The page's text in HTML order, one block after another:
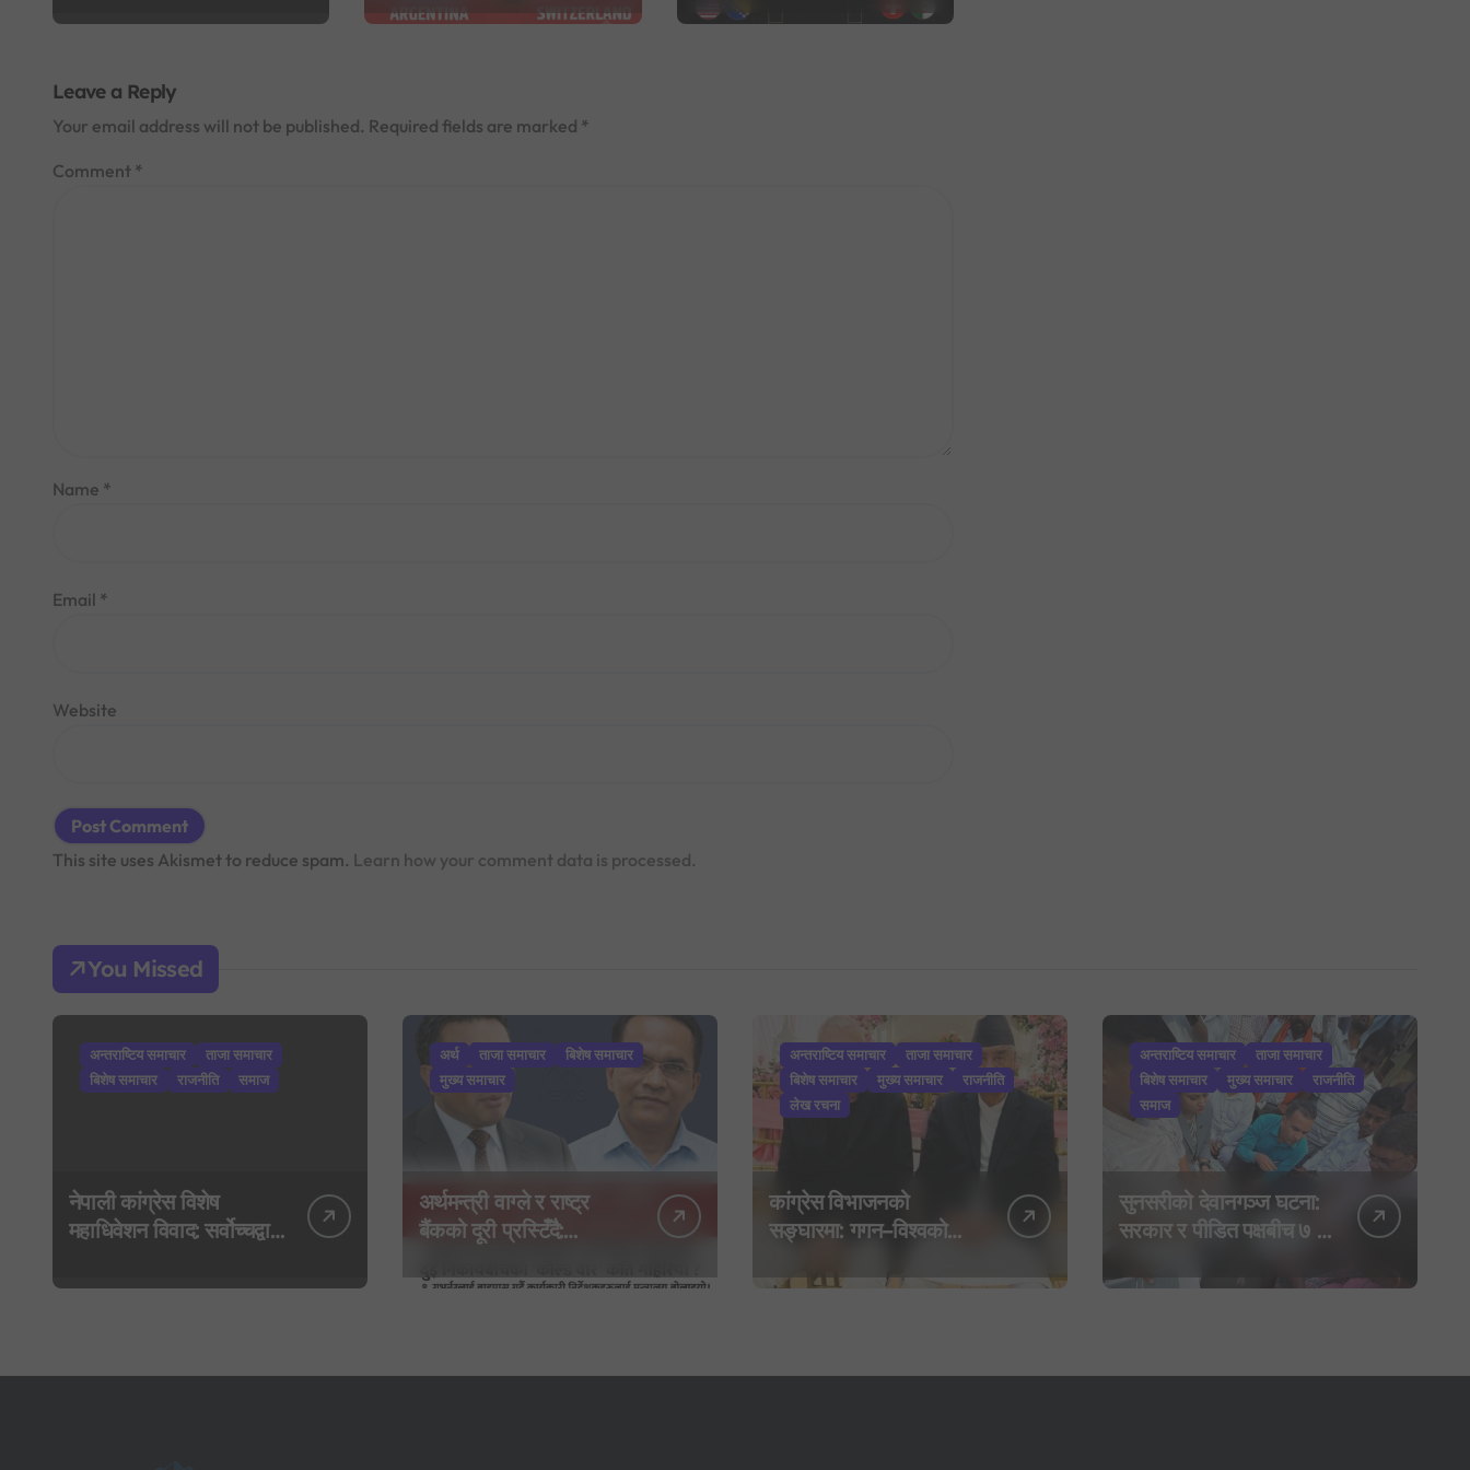
n‘गोल्डेन बुट’
समीकरण पूरा
तालिका)
Leave a Reply
Your email address will not be published. Required fields are marked *
Comment *
Name *
Email *
Website
This site uses Akismet to reduce spam. Learn how your comment data is processed.
You Missed
अन्तराष्टिय समाचार
ताजा समाचार
बिशेष समाचार
राजनीति समाज
नेपाली कांग्रेस विशेष
महाधिवेशन विवाद: सर्वोच्चद्वारा
आदेश, पुरानो फैसला
अर्थ ताजा समाचार
बिशेष समाचार
मुख्य समाचार
अर्थमन्त्री वाग्ले र राष्ट्र
बैंकको दूरी प्रस्टिँदै:
कार्यकारी निर्देशकहरूलाई
अन्तराष्टिय समाचार
ताजा समाचार
बिशेष समाचार
मुख्य समाचार
राजनीति
लेख रचना
कांग्रेस विभाजनको
सङ्घारमा: गगन–विश्वको
‘शशांक कार्ड’, साउन २९ मा
अन्तराष्टिय समाचार
ताजा समाचार
बिशेष समाचार
मुख्य समाचार
राजनीति
समाज
सुनसरीको देवानगञ्ज घटना:
सरकार र पीडित पक्षबीच ७ बुँदे
घोषणा र परिवारलाई राहत